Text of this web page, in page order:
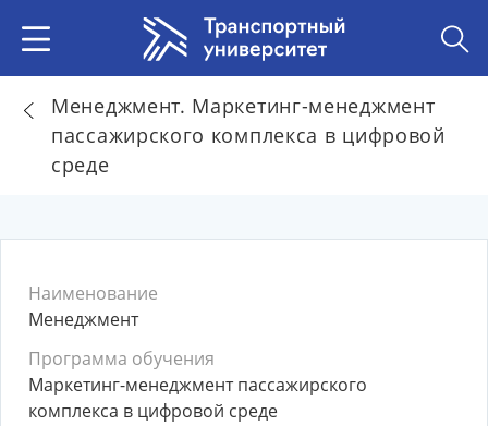
Менеджмент. Маркетинг-менеджмент
пассажирского комплекса в цифровой
среде
Наименование
Менеджмент
Программа обучения
Маркетинг-менеджмент пассажирского
комплекса в цифровой среде